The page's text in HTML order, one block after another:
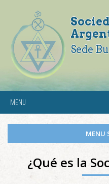
Sede
MENU
MENU
¿Qué es la